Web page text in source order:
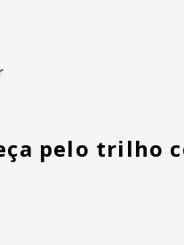
pelo trilho